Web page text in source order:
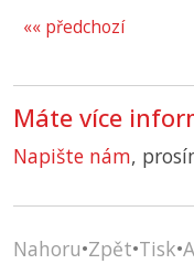
«« předchozí
Máte více
Napište nám,
Nahoru•Zpět•Tisk•